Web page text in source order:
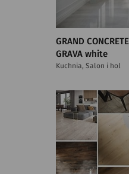
GRAND CONCRETE
GRAVA white
Kuchnia, Salon i hol